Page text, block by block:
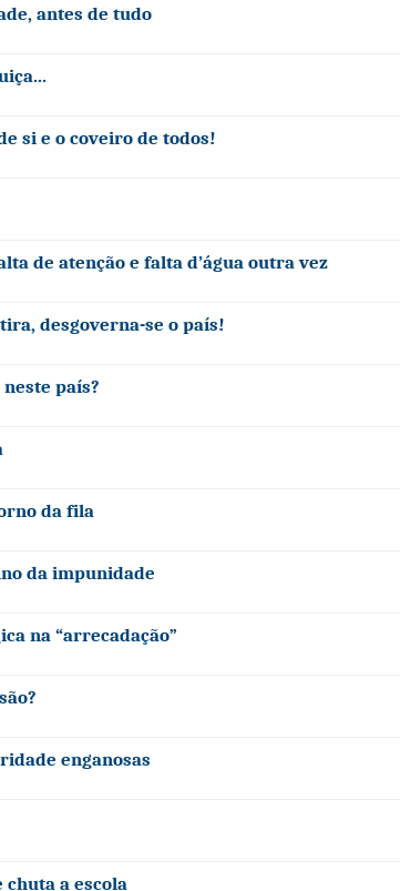
antes de tudo
si e o coveiro de todos!
de atenção e falta d’água outra vez
desgoverna-se o país!
país?
da fila
da impunidade
na “arrecadação”
enganosas
chuta a escola